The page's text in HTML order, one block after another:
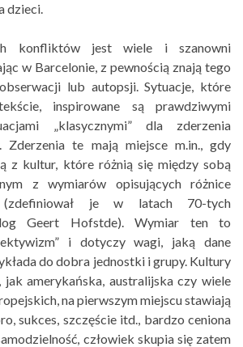
dzieci.
konfliktów jest wiele i szanowni
w Barcelonie, z pewnością znają tego
lub autopsji. Sytuacje, które
inspirowane są prawdziwymi
„klasycznymi” dla zderzenia
Zderzenia te mają miejsce m.in., gdy
z kultur, które różnią się między sobą
z wymiarów opisujących różnice
(zdefiniował je w latach 70-tych
Geert Hofstde). Wymiar ten to
i dotyczy wagi, jaką dane
do dobra jednostki i grupy. Kultury
jak amerykańska, australijska czy wiele
na pierwszym miejscu stawiają
sukces, szczęście itd., bardzo ceniona
człowiek skupia się zatem